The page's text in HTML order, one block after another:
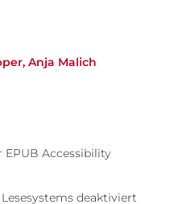
Anja Malich
Accessibility
deaktiviert